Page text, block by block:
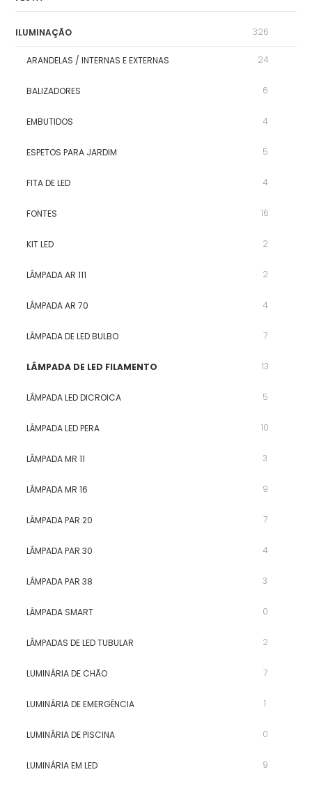
ILUMINAÇÃO 326
ARANDELAS / INTERNAS E EXTERNAS 24
BALIZADORES 6
EMBUTIDOS 4
ESPETOS PARA JARDIM 5
FITA DE LED 4
FONTES 16
KIT LED 2
LÂMPADA AR 111 2
LÂMPADA AR 70 4
LÂMPADA DE LED BULBO 7
LÂMPADA DE LED FILAMENTO 13
LÂMPADA LED DICROICA 5
LÂMPADA LED PERA 10
LÂMPADA MR 11 3
LÂMPADA MR 16 9
LÂMPADA PAR 20 7
LÂMPADA PAR 30 4
LÂMPADA PAR 38 3
LÂMPADA SMART 0
LÂMPADAS DE LED TUBULAR 2
LUMINÁRIA DE CHÃO 7
LUMINÁRIA DE EMERGÊNCIA 1
LUMINÁRIA DE PISCINA 0
LUMINÁRIA EM LED 9